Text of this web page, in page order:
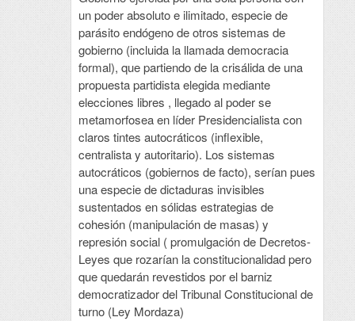
un poder absoluto e ilimitado, especie de
parásito endógeno de otros sistemas de
gobierno (incluida la llamada democracia
formal), que partiendo de la crisálida de una
propuesta partidista elegida mediante
elecciones libres , llegado al poder se
metamorfosea en líder Presidencialista con
claros tintes autocráticos (inflexible,
centralista y autoritario). Los sistemas
autocráticos (gobiernos de facto), serían pues
una especie de dictaduras invisibles
sustentados en sólidas estrategias de
cohesión (manipulación de masas) y
represión social ( promulgación de Decretos-
Leyes que rozarían la constitucionalidad pero
que quedarán revestidos por el barniz
democratizador del Tribunal Constitucional de
turno (Ley Mordaza)